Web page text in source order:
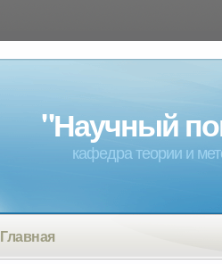
"Научный
кафедра теории и
Главная